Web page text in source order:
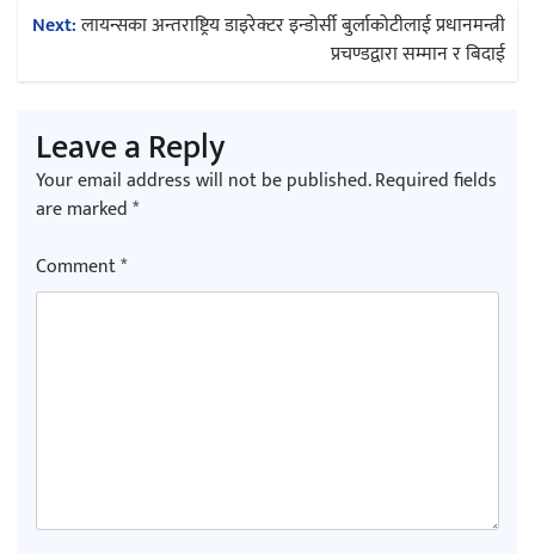
‘दुर्गा’ निर्माण गर्दै सम्राट
Next:लायन्सका अन्तराष्ट्रिय डाइरेक्टर इन्डोर्सी बुर्लाकोटीलाई प्रधानमन्त्री
प्रचण्डद्वारा सम्मान र बिदाई
Leave a Reply
Your email address will not be published.Required fields
are marked*
Comment*